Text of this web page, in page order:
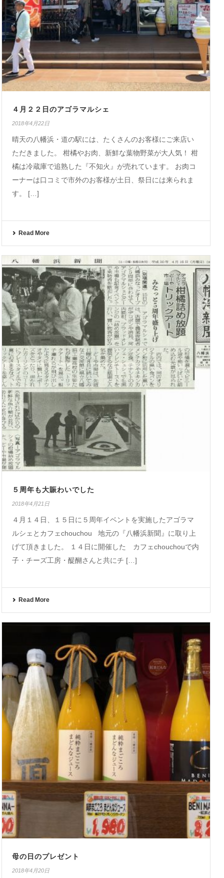
４月２２日のアゴラマルシェ
2018年4月22日
晴天の八幡浜・道の駅には、たくさんのお客様にご来店い
ただきました。 柑橘やお肉、新鮮な葉物野菜が大人気！ 柑
橘は冷蔵庫で追熟した『不知火』が売れています。 お肉コ
ーナーは口コミで市外のお客様が土日、祭日には来られま
す。 […]
Read More
５周年も大賑わいでした
2018年4月21日
４月１４日、１５日に５周年イベントを実施したアゴラマ
ルシェとカフェchouchou 地元の『八幡浜新聞』に取り上
げて頂きました。 １４日に開催した カフェchouchouで内
子・チーズ工房・醍醐さんと共にチ […]
Read More
母の日のプレゼント
2018年4月20日